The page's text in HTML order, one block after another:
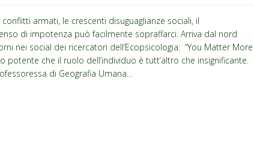
armati, le crescenti disuguaglianze sociali, il
di impotenza può facilmente sopraffarci. Arriva dal nord
nei social dei ricercatori dell’Ecopsicologia: “You Matter More
potente che il ruolo dell’individuo è tutt’altro che insignificante.
di Geografia Umana…